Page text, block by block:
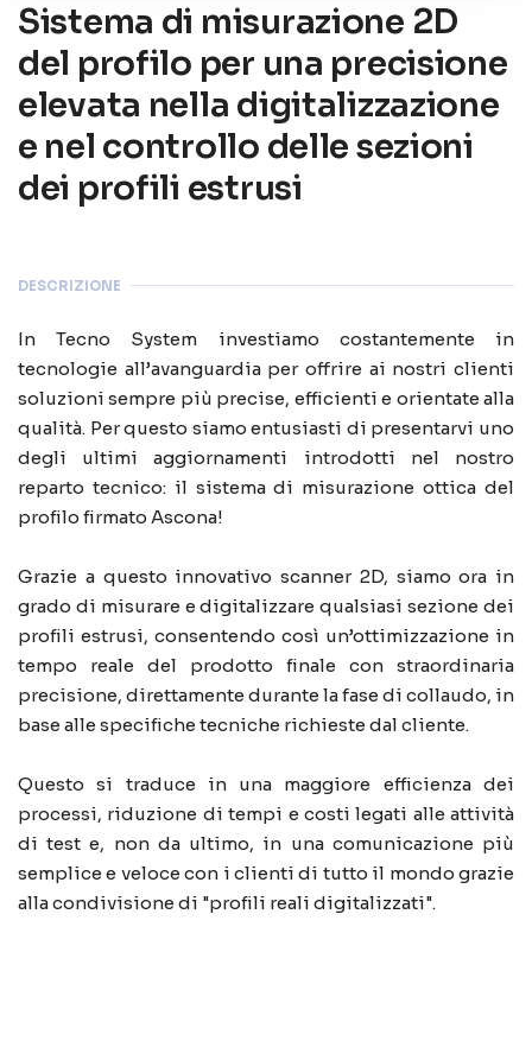
Sistema di misurazione 2D
del profilo per una precisione
elevata nella digitalizzazione
e nel controllo delle sezioni
dei profili estrusi
DESCRIZIONE
In Tecno System investiamo costantemente in
tecnologie all’avanguardia per offrire ai nostri clienti
soluzioni sempre più precise, efficienti e orientate alla
qualità. Per questo siamo entusiasti di presentarvi uno
degli ultimi aggiornamenti introdotti nel nostro
reparto tecnico: il sistema di misurazione ottica del
profilo firmato Ascona!
Grazie a questo innovativo scanner 2D, siamo ora in
grado di misurare e digitalizzare qualsiasi sezione dei
profili estrusi, consentendo così un’ottimizzazione in
tempo reale del prodotto finale con straordinaria
precisione, direttamente durante la fase di collaudo, in
base alle specifiche tecniche richieste dal cliente.
Questo si traduce in una maggiore efficienza dei
processi, riduzione di tempi e costi legati alle attività
di test e, non da ultimo, in una comunicazione più
semplice e veloce con i clienti di tutto il mondo grazie
alla condivisione di "profili reali digitalizzati".